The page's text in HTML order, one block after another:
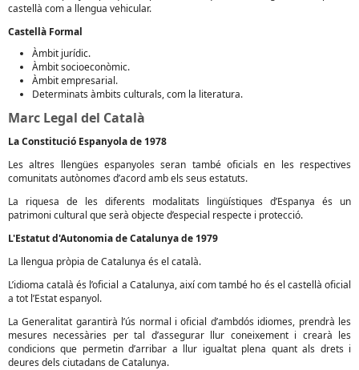
castellà com a llengua vehicular.
Castellà Formal
Àmbit jurídic.
Àmbit socioeconòmic.
Àmbit empresarial.
Determinats àmbits culturals, com la literatura.
Marc Legal del Català
La Constitució Espanyola de 1978
Les altres llengües espanyoles seran també oficials en les respectives
comunitats autònomes d’acord amb els seus estatuts.
La riquesa de les diferents modalitats lingüístiques d’Espanya és un
patrimoni cultural que serà objecte d’especial respecte i protecció.
L'Estatut d'Autonomia de Catalunya de 1979
La llengua pròpia de Catalunya és el català.
L’idioma català és l’oficial a Catalunya, així com també ho és el castellà oficial
a tot l’Estat espanyol.
La Generalitat garantirà l’ús normal i oficial d’ambdós idiomes, prendrà les
mesures necessàries per tal d’assegurar llur coneixement i crearà les
condicions que permetin d’arribar a llur igualtat plena quant als drets i
deures dels ciutadans de Catalunya.